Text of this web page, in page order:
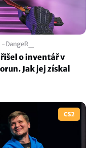
-DangeR_
o inventář v
Jak jej získal
CS2